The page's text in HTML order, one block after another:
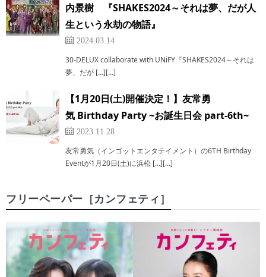
内景樹 『SHAKES2024～それは夢、だが人
生という永劫の物語』
2024.03.14
30-DELUX collaborate with UNiFY『SHAKES2024～それは
夢、だが […][…]
【1月20日(土)開催決定！】友常勇
気 Birthday Party ~お誕生日会 part-6th~
2023.11.28
友常勇気（インゴットエンタテイメント）の6TH Birthday
Eventが1月20日(土)に浜松 […][…]
フリーペーパー［カンフェティ］